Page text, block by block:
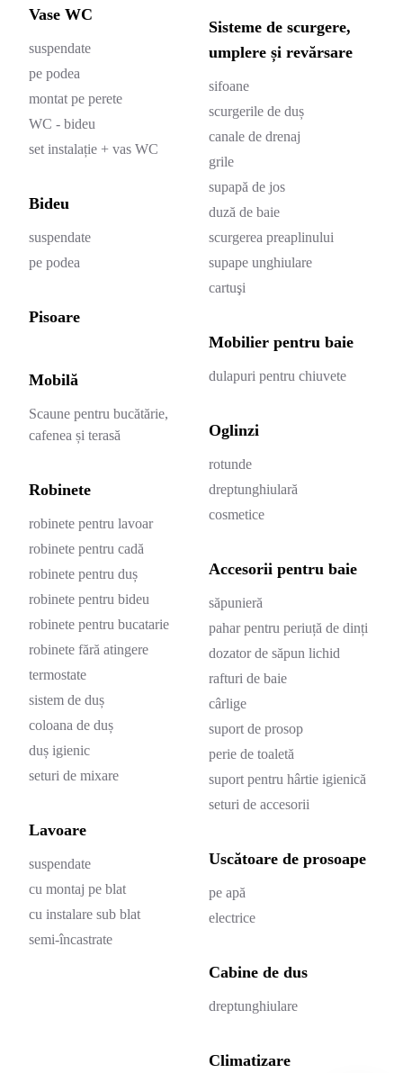
Vase WC
suspendate
pe podea
montat pe perete
WC - bideu
set instalație + vas WC
Bideu
suspendate
pe podea
Pisoare
Mobilă
Scaune pentru bucătărie,
cafenea și terasă
Robinete
robinete pentru lavoar
robinete pentru cadă
robinete pentru duș
robinete pentru bideu
robinete pentru bucatarie
robinete fără atingere
termostate
sistem de duș
coloana de duș
duș igienic
seturi de mixare
Lavoare
suspendate
cu montaj pe blat
cu instalare sub blat
semi-încastrate
Sisteme de scurgere,
umplere și revărsare
sifoane
scurgerile de duș
canale de drenaj
grile
supapă de jos
duză de baie
scurgerea preaplinului
supape unghiulare
cartuşi
Mobilier pentru baie
dulapuri pentru chiuvete
Oglinzi
rotunde
dreptunghiulară
cosmetice
Accesorii pentru baie
săpunieră
pahar pentru periuță de dinți
dozator de săpun lichid
rafturi de baie
cârlige
suport de prosop
perie de toaletă
suport pentru hârtie igienică
seturi de accesorii
Uscătoare de prosoape
pe apă
electrice
Cabine de dus
dreptunghiulare
Climatizare